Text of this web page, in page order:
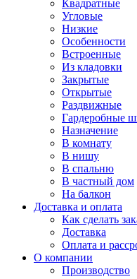
Квадратные
Угловые
Низкие
Особенности
Встроенные
Из кладовки
Закрытые
Открытые
Раздвижные
Гардеробные
Назначение
В комнату
В нишу
В спальню
В частный дом
На балкон
Доставка и оплата
Как сделать
Доставка
Оплата и
О компании
Производство